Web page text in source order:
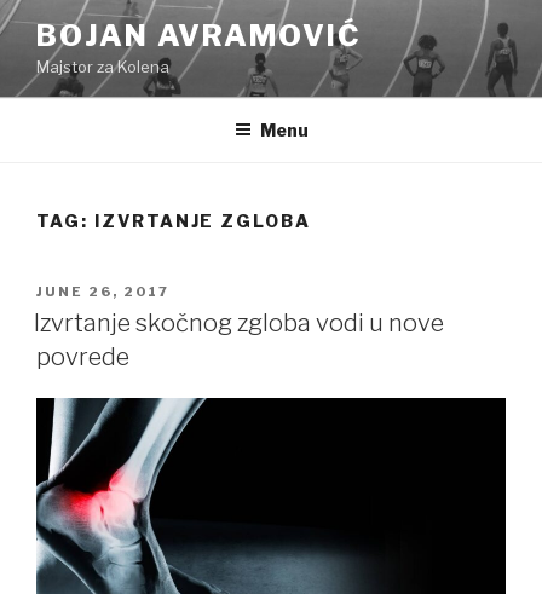
Skip
content
BOJAN AVRAMOVIĆ
Majstor za Kolena
Menu
TAG: IZVRTANJE ZGLOBA
POSTED
ON
JUNE 26, 2017
Izvrtanje skočnog zgloba vodi u nove
povrede